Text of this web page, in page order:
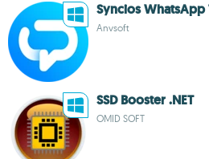
Syncios WhatsApp
Anvsoft
SSD Booster .NET
OMID SOFT